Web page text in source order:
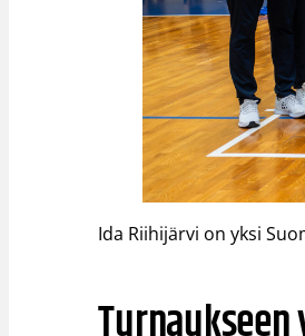
Ida Riihijärvi on yksi